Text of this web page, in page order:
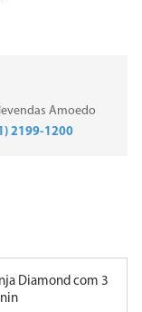
Amoedo
2199-1200
Diamond com 3